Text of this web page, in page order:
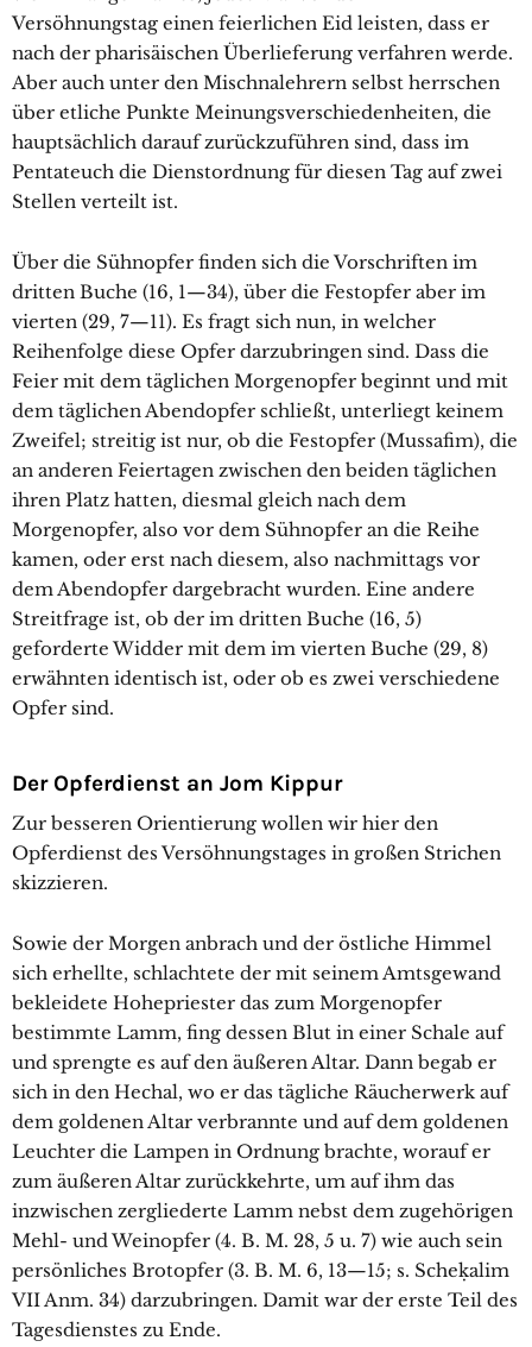
Versöhnungstag einen feierlichen Eid leisten, dass er
nach der pharisäischen Überlieferung verfahren werde.
Aber auch unter den Mischnalehrern selbst herrschen
über etliche Punkte Meinungsverschiedenheiten, die
hauptsächlich darauf zurückzuführen sind, dass im
Pentateuch die Dienstordnung für diesen Tag auf zwei
Stellen verteilt ist.
Über die Sühnopfer finden sich die Vorschriften im
dritten Buche (16, 1—34), über die Festopfer aber im
vierten (29, 7—11). Es fragt sich nun, in welcher
Reihenfolge diese Opfer darzubringen sind. Dass die
Feier mit dem täglichen Morgenopfer beginnt und mit
dem täglichen Abendopfer schließt, unterliegt keinem
Zweifel; streitig ist nur, ob die Festopfer (Mussafim), die
an anderen Feiertagen zwischen den beiden täglichen
ihren Platz hatten, diesmal gleich nach dem
Morgenopfer, also vor dem Sühnopfer an die Reihe
kamen, oder erst nach diesem, also nachmittags vor
dem Abendopfer dargebracht wurden. Eine andere
Streitfrage ist, ob der im dritten Buche (16, 5)
geforderte Widder mit dem im vierten Buche (29, 8)
erwähnten identisch ist, oder ob es zwei verschiedene
Opfer sind.
Der Opferdienst an Jom Kippur
Zur besseren Orientierung wollen wir hier den
Opferdienst des Versöhnungstages in großen Strichen
skizzieren.
Sowie der Morgen anbrach und der östliche Himmel
sich erhellte, schlachtete der mit seinem Amtsgewand
bekleidete Hohepriester das zum Morgenopfer
bestimmte Lamm, fing dessen Blut in einer Schale auf
und sprengte es auf den äußeren Altar. Dann begab er
sich in den Hechal, wo er das tägliche Räucherwerk auf
dem goldenen Altar verbrannte und auf dem goldenen
Leuchter die Lampen in Ordnung brachte, worauf er
zum äußeren Altar zurückkehrte, um auf ihm das
inzwischen zergliederte Lamm nebst dem zugehörigen
Mehl- und Weinopfer (4. B. M. 28, 5 u. 7) wie auch sein
persönliches Brotopfer (3. B. M. 6, 13—15; s. Scheḳalim
VII Anm. 34) darzubringen. Damit war der erste Teil des
Tagesdienstes zu Ende.